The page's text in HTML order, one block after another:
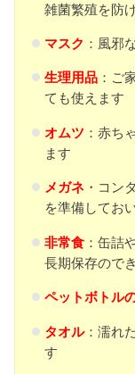
雑菌繁殖を防
マスク ：風邪
生理用品：ご
ても使えます
オムツ ：赤ち
ます
メガネ・コン
を準備してお
非常食：缶詰
長期保存ので
ペットボトル
タオル：濡れ
す